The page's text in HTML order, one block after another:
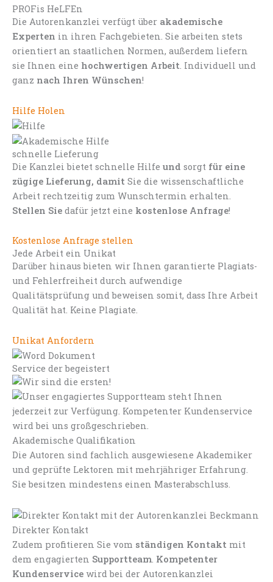
PROFis HeLFEn
Die Autorenkanzlei verfügt über akademische
Experten in ihren Fachgebieten. Sie arbeiten stets
orientiert an staatlichen Normen, außerdem liefern
sie Ihnen eine hochwertigen Arbeit. Individuell und
ganz nach Ihren Wünschen!
Hilfe Holen
schnelle Lieferung
Die Kanzlei bietet schnelle Hilfe und sorgt für eine
zügige Lieferung, damit Sie die wissenschaftliche
Arbeit rechtzeitig zum Wunschtermin erhalten.
Stellen Sie dafür jetzt eine kostenlose Anfrage!
Kostenlose Anfrage stellen
Jede Arbeit ein Unikat
Darüber hinaus bieten wir Ihnen garantierte Plagiats-
und Fehlerfreiheit durch aufwendige
Qualitätsprüfung und beweisen somit, dass Ihre Arbeit
Qualität hat. Keine Plagiate.
Unikat Anfordern
Service der begeistert
Akademische Qualifikation
Die Autoren sind fachlich ausgewiesene Akademiker
und geprüfte Lektoren mit mehrjähriger Erfahrung.
Sie besitzen mindestens einen Masterabschluss.
Direkter Kontakt
Zudem profitieren Sie vom ständigen Kontakt mit
dem engagierten Supportteam. Kompetenter
Kundenservice wird bei der Autorenkanzlei